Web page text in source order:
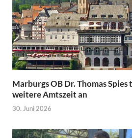
Marburgs OB Dr. Thomas
weitere Amtszeit an
30. Juni 2026